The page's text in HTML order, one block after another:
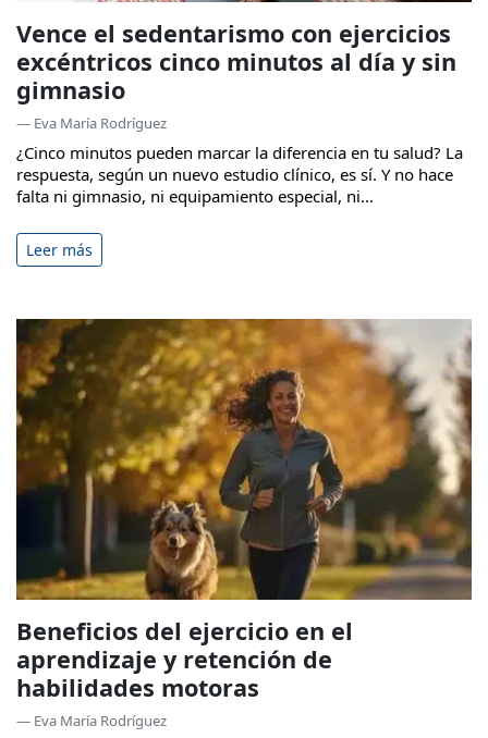
Vence el sedentarismo con ejercicios
excéntricos cinco minutos al día y sin
gimnasio
— Eva María Rodríguez
¿Cinco minutos pueden marcar la diferencia en tu salud? La
respuesta, según un nuevo estudio clínico, es sí. Y no hace
falta ni gimnasio, ni equipamiento especial, ni...
Leer más
Beneficios del ejercicio en el
aprendizaje y retención de
habilidades motoras
— Eva María Rodríguez